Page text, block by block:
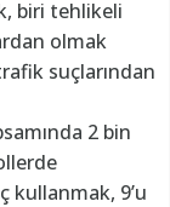
biri tehlikeli
olmak
suçlarından
2 bin
kullanmak, 9’u